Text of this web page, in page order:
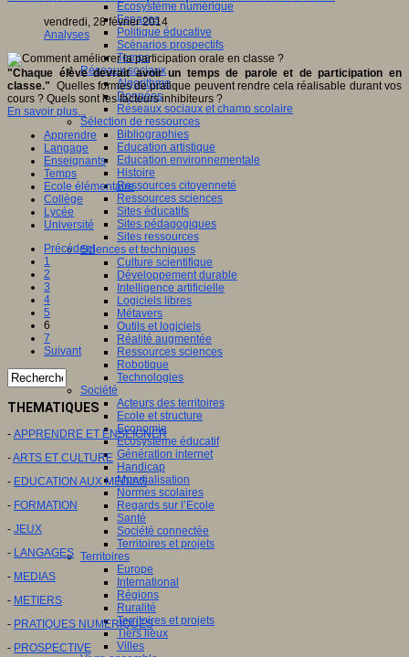
Ecosystème numérique
Espaces
Politique éducative
Scénarios prospectifs
Temps
Réseaux sociaux
Algorithme
Données
Réseaux sociaux et champ scolaire
Sélection de ressources
Bibliographies
Education artistique
Education environnementale
Histoire
Ressources citoyenneté
Ressources sciences
Sites éducatifs
Sites pédagogiques
Sites ressources
Sciences et techniques
Culture scientifique
Développement durable
Intelligence artificielle
Logiciels libres
Métavers
Outils et logiciels
Réalité augmentée
Ressources sciences
Robotique
Technologies
Société
Acteurs des territoires
Ecole et structure
Economie
Ecosystème éducatif
Génération internet
Handicap
Mondialisation
Normes scolaires
Regards sur l’Ecole
Santé
Société connectée
Territoires et projets
Territoires
Europe
International
Régions
Ruralité
Territoires et projets
Tiers lieux
Villes
vendredi, 28 février 2014
Analyses
"Chaque élève devrait avoir un temps de parole et de participation en
classe." Quelles formes de pratique peuvent rendre cela réalisable durant vos
cours ? Quels sont les facteurs inhibiteurs ?
En savoir plus...
Apprendre
Langage
Enseignants
Temps
Ecole élémentaire
Collège
Lycée
Université
Précédent
1
2
3
4
5
6
7
Suivant
THEMATIQUES
- APPRENDRE ET ENSEIGNER
-ARTS ET CULTURE
- EDUCATION AUX MEDIAS
- FORMATION
- JEUX
- LANGAGES
- MEDIAS
- METIERS
- PRATIQUES NUMERIQUES
- PROSPECTIVE